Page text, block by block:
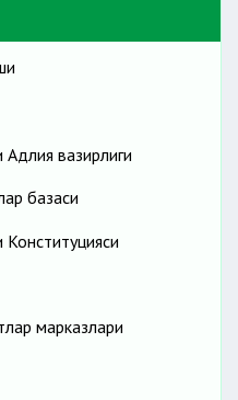
Адлия вазирлиги
базаси
Конституцияси
марказлари